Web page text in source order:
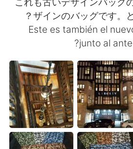
ザインのバッグです。
Este es también el
junto al